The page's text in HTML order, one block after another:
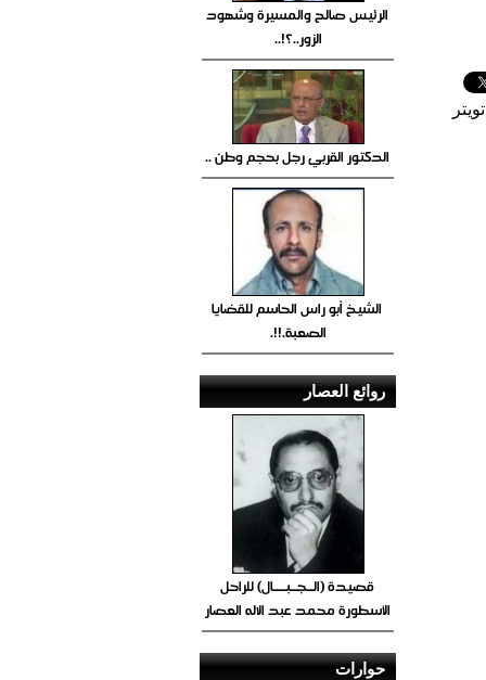
الرئيس صالح والمسيرة وشهود
الزور..؟!..
الدكتور القربي رجل بحجم وطن ..
الشيخ أبو راس الحاسم للقضايا
الصعبة.!!.
روائع العصار
قصيدة (الــجــبــــال) للراحل
الأسطورة محمد عبد الاله العصار
حوارات